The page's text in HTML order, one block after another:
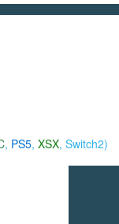
, PS5,XSX,Switch2)